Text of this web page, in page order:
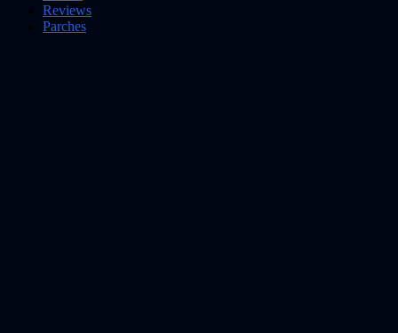
Reviews
Parches